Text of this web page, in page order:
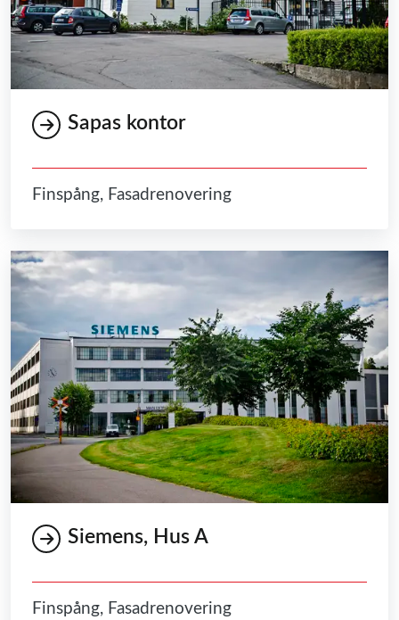
Sapas kontor
Finspång, Fasadrenovering
Siemens, Hus A
Finspång, Fasadrenovering